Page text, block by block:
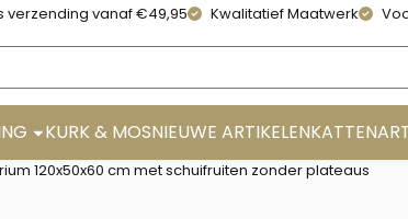
verzending vanaf €49,95 Kwalitatief Maatwerk
KURK & MOSNIEUWE ARTIKELEN
120x50x60 cm met schuifruiten zonder plateaus